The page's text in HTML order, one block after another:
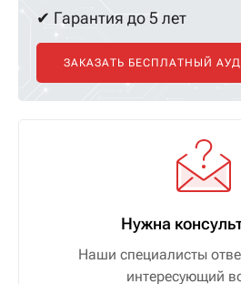
✔ Гарантия до 5 лет
ЗАКАЗАТЬ БЕСПЛАТНЫЙ
Нужна
Наши специалисты
интересующий